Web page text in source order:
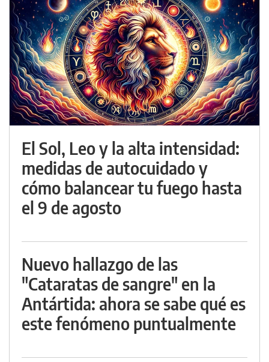
El Sol, Leo y la alta intensidad:
medidas de autocuidado y
cómo balancear tu fuego hasta
el 9 de agosto
Nuevo hallazgo de las
"Cataratas de sangre" en la
Antártida: ahora se sabe qué es
este fenómeno puntualmente